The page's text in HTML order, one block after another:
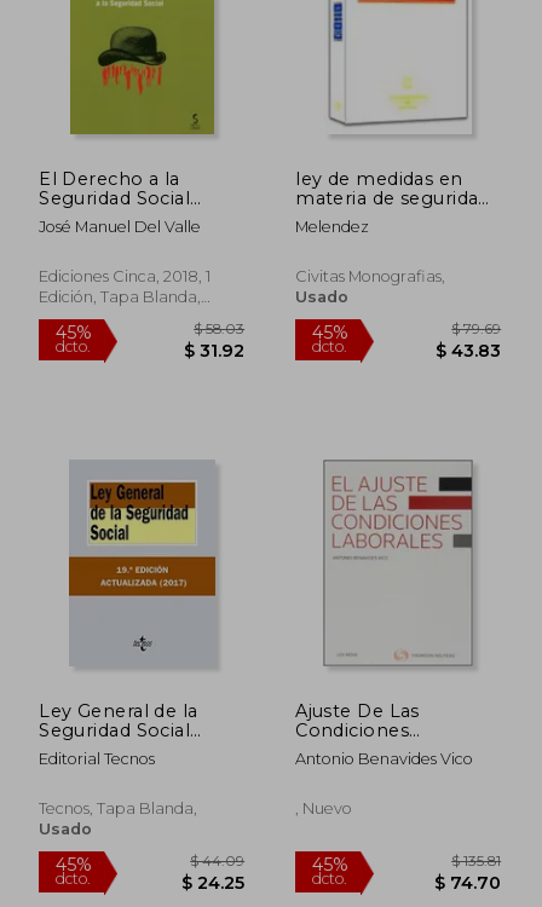
El Derecho a la
Seguridad Social
(Universidad)
José Manuel Del Valle
Ediciones Cinca, 2018, 1
Edición, Tapa Blanda,
Nuevo
ley de medidas en
materia de seguridad
social
Melendez
Civitas Monografias,
Usado
Ley General de la
Seguridad Social
(Derecho - Biblioteca
De Textos Legales)
Editorial Tecnos
Tecnos, Tapa Blanda,
Usado
Ajuste De Las
Condiciones
Laborales, El
Antonio Benavides Vico
, Nuevo